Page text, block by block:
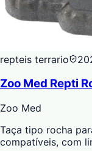
repteis terrario
Zoo Med Repti
Zoo Med
Taça tipo rocha
compatíveis, com